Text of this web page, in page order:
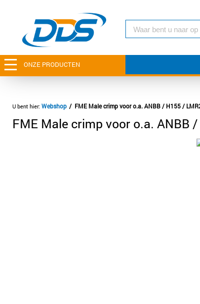
ONZE PRODUCTEN
Webshop FME Male crimp voor o.a. ANBB / H155 /
FME Male crimp voor o.a. ANBB